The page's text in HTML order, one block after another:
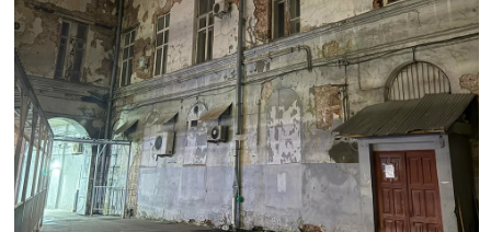
строительство которого остановили в 1985
году. Оно стало известным местом среди
сталкеров (то самое видео Димы
Масленникова) и обросло легендами из-за
мрачной атмосферы и необычной формы.
Снесена в 2018 и теперь на ее месте
находится ЖК с подземной парковкой.
Напоминает типичный сюжет американского
хоррора.